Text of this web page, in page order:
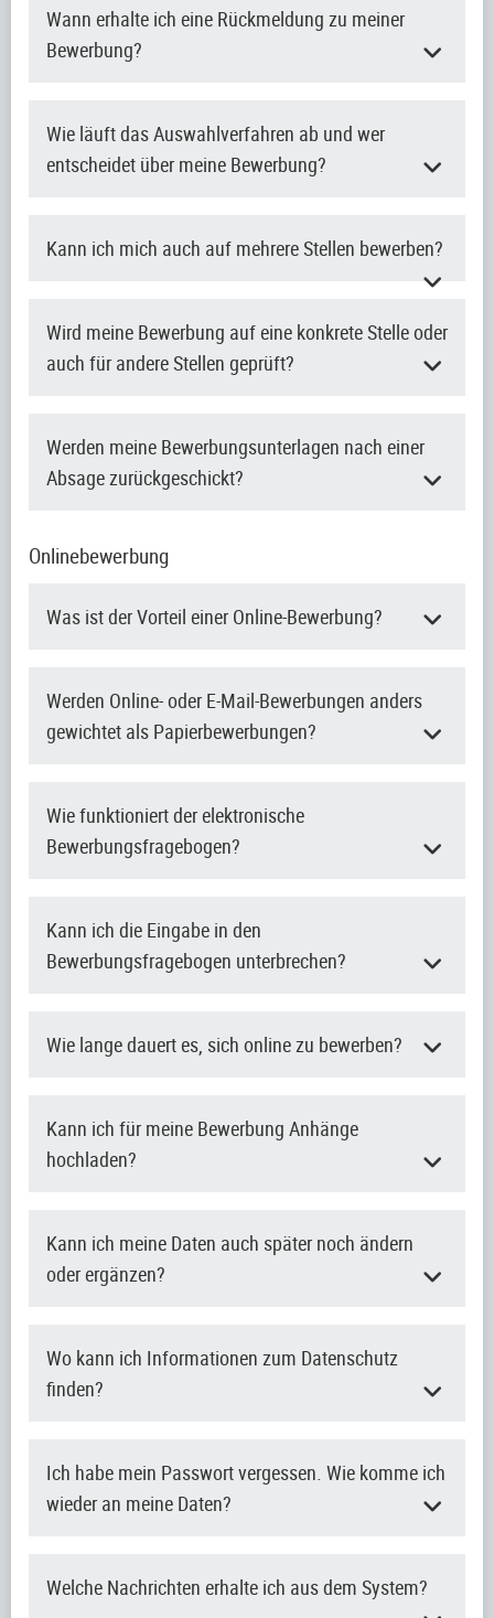
Wann erhalte ich eine Rückmeldung zu meiner
Bewerbung?
Wie läuft das Auswahlverfahren ab und wer
entscheidet über meine Bewerbung?
Kann ich mich auch auf mehrere Stellen bewerben?
Wird meine Bewerbung auf eine konkrete Stelle oder
auch für andere Stellen geprüft?
Werden meine Bewerbungsunterlagen nach einer
Absage zurückgeschickt?
Onlinebewerbung
Was ist der Vorteil einer Online-Bewerbung?
Werden Online- oder E-Mail-Bewerbungen anders
gewichtet als Papierbewerbungen?
Wie funktioniert der elektronische
Bewerbungsfragebogen?
Kann ich die Eingabe in den
Bewerbungsfragebogen unterbrechen?
Wie lange dauert es, sich online zu bewerben?
Kann ich für meine Bewerbung Anhänge
hochladen?
Kann ich meine Daten auch später noch ändern
oder ergänzen?
Wo kann ich Informationen zum Datenschutz
finden?
Ich habe mein Passwort vergessen. Wie komme ich
wieder an meine Daten?
Welche Nachrichten erhalte ich aus dem System?